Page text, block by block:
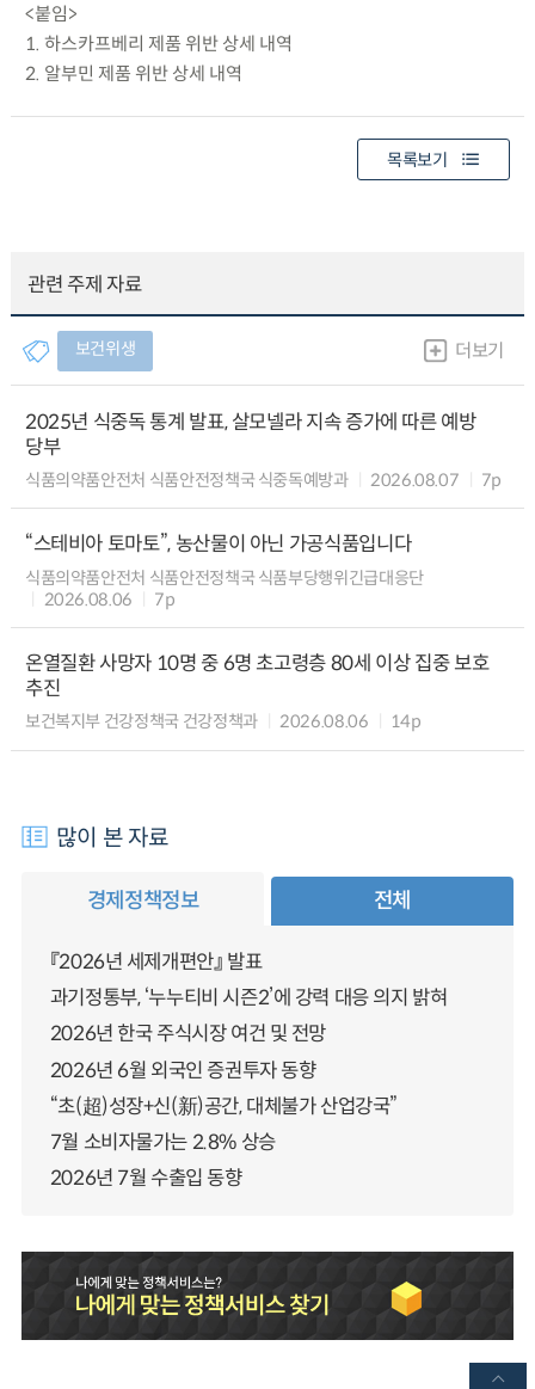
<붙임>
1. 하스카프베리 제품 위반 상세 내역
2. 알부민 제품 위반 상세 내역
목록보기
관련 주제 자료
보건위생 더보기
2025년 식중독 통계 발표, 살모넬라 지속 증가에 따른 예방
당부
식품의약품안전처 식품안전정책국 식중독예방과 2026.08.07 7p
“스테비아 토마토”, 농산물이 아닌 가공식품입니다
식품의약품안전처 식품안전정책국 식품부당행위긴급대응단
2026.08.06
7p
온열질환 사망자 10명 중 6명 초고령층 80세 이상 집중 보호
추진
보건복지부 건강정책국 건강정책과 2026.08.06 14p
많이 본 자료
경제정책정보 전체
『2026년 세제개편안』 발표
과기정통부, ‘누누티비 시즌2’에 강력 대응 의지 밝혀
2026년 한국 주식시장 여건 및 전망
2026년 6월 외국인 증권투자 동향
“초(超)성장+신(新)공간, 대체불가 산업강국”
7월 소비자물가는 2.8% 상승
2026년 7월 수출입 동향